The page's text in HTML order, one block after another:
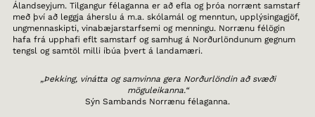
Álandseyjum. Tilgangur félaganna er að efla og þróa norrænt samstarf
með því að leggja áherslu á m.a. skólamál og menntun, upplýsingagjöf,
ungmennaskipti, vinabæjarstarfsemi og menningu. Norrænu félögin
hafa frá upphafi eflt samstarf og samhug á Norðurlöndunum gegnum
tengsl og samtöl milli íbúa þvert á landamæri.
„Þekking, vinátta og samvinna gera Norðurlöndin að svæði
möguleikanna.“
Sýn Sambands Norrænu félaganna.